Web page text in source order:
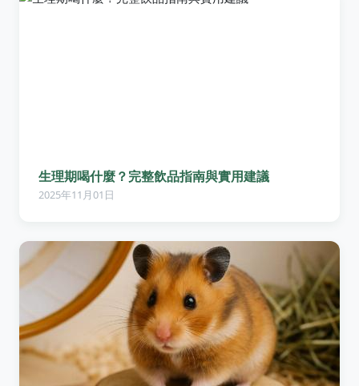
生理期喝什麼？完整飲品指南與實用建議
2025年11月01日